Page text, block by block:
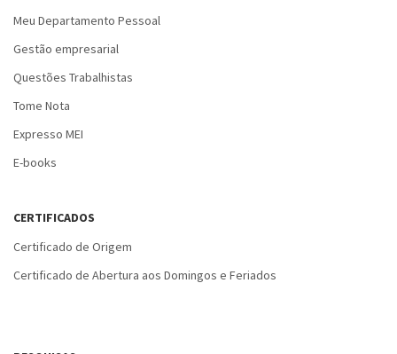
Meu Departamento Pessoal
Gestão empresarial
Questões Trabalhistas
Tome Nota
Expresso MEI
E-books
CERTIFICADOS
Certificado de Origem
Certificado de Abertura aos Domingos e Feriados